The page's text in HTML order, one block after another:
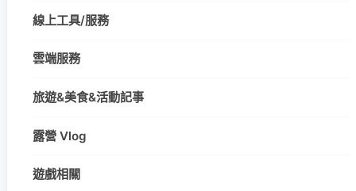
線上工具/服務
雲端服務
旅遊&美食&活動記事
露營 Vlog
遊戲相關